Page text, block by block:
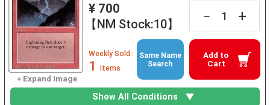
¥ 700
【NM Stock:10】
－ +
Add to
Cart
Weekly Sold :
1 items
Same Name
Search
Show All Conditions